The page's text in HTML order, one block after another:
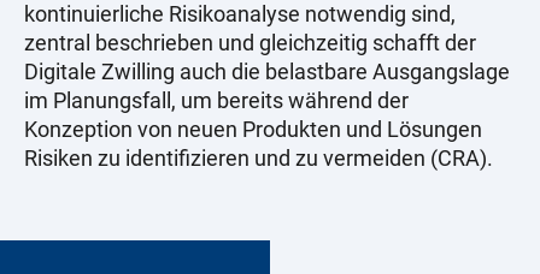
kontinuierliche Risikoanalyse notwendig sind,
zentral beschrieben und gleichzeitig schafft der
Digitale Zwilling auch die belastbare Ausgangslage
im Planungsfall, um bereits während der
Konzeption von neuen Produkten und Lösungen
Risiken zu identifizieren und zu vermeiden (CRA).